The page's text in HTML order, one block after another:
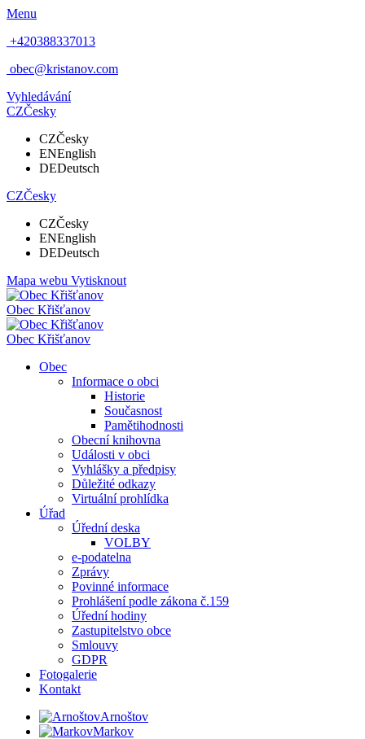
Menu
+420388337013
obec@kristanov.com
Vyhledávání
CZČesky
CZČesky
ENEnglish
DEDeutsch
CZČesky
CZČesky
ENEnglish
DEDeutsch
Mapa webu Vytisknout
Obec Křišťanov
Obec Křišťanov
Obec
Informace o obci
Historie
Současnost
Pamětihodnosti
Obecní knihovna
Události v obci
Vyhlášky a předpisy
Důležité odkazy
Virtuální prohlídka
Úřad
Úřední deska
VOLBY
e-podatelna
Zprávy
Povinné informace
Prohlášení podle zákona č.159
Úřední hodiny
Zastupitelstvo obce
Smlouvy
GDPR
Fotogalerie
Kontakt
Arnoštov
Markov